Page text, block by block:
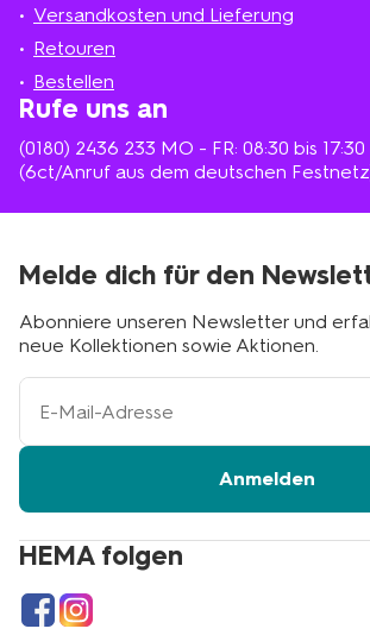
Versandkosten und Lieferung
Retouren
Bestellen
Rufe uns an
(0180) 2436 233 MO - FR: 08:30 bis 17:30
(6ct/Anruf aus dem deutschen
deiner
Nähe
HEMA folgen
Melde dich für den
Abonniere unseren Newsletter und
neue Kollektionen sowie Aktionen.
Ihre
Adresse
Anmelden